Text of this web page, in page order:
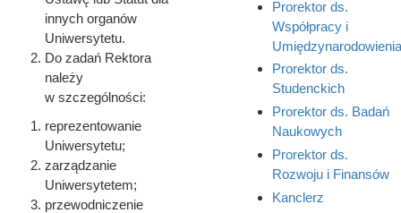
innych organów
Uniwersytetu.
Do zadań Rektora
należy
w szczególności:
reprezentowanie
Uniwersytetu;
zarządzanie
Uniwersytetem;
przewodniczenie
Prorektor ds.
Współpracy i
Umiędzynarodowienia
Prorektor ds.
Studenckich
Prorektor ds. Badań
Naukowych
Prorektor ds.
Rozwoju i Finansów
Kanclerz